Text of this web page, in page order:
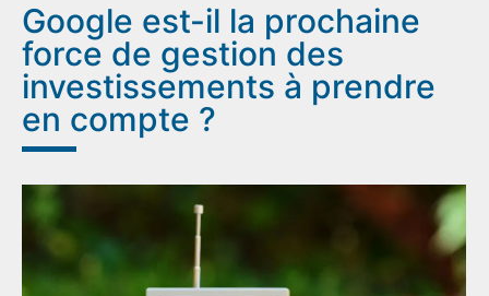
Google est-il la prochaine
force de gestion des
investissements à prendre
en compte ?